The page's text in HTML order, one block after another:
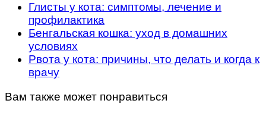
Глисты у кота: симптомы, лечение и
профилактика
Бенгальская кошка: уход в домашних
условиях
Рвота у кота: причины, что делать и когда к
врачу
Вам также может понравиться